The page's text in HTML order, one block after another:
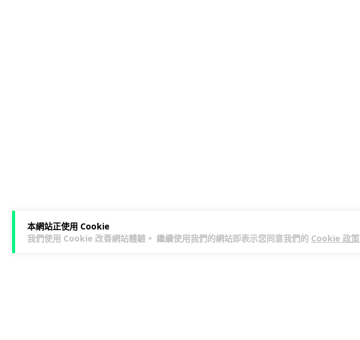
本網站正使用 Cookie
我們使用 Cookie 改善網站體驗。 繼續使用我們的網站即表示您同意我們的 Cookie 政策